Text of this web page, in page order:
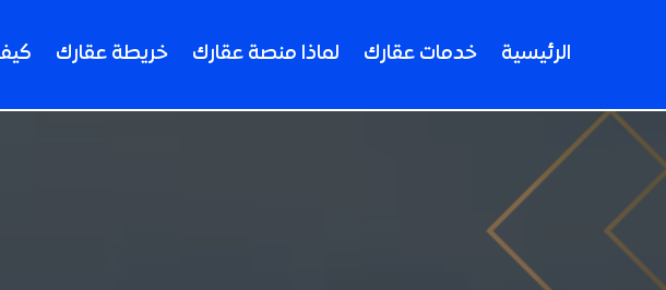
الرئيسية خدمات عقارك لماذا منصة عقارك خريطة عقارك